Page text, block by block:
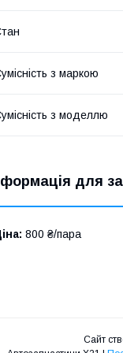
з маркою
з моделлю
для
800 ₴/пара
Сайт